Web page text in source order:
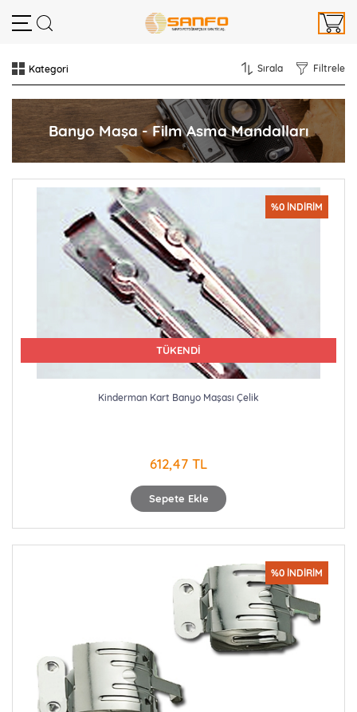
Sırala Filtrele
Banyo Maşa - Film Asma Mandalları
Sepete Ekle
TÜKENDİ
%0 İNDİRİM
Kinderman Kart Banyo Maşası Çelik
612,47 TL
%0 İNDİRİM